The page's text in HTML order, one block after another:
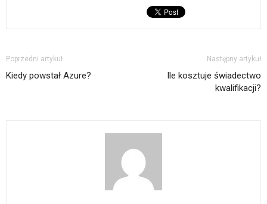
Poprzedni artykuł
Kiedy powstał Azure?
Następny artykuł
Ile kosztuje świadectwo
kwalifikacji?